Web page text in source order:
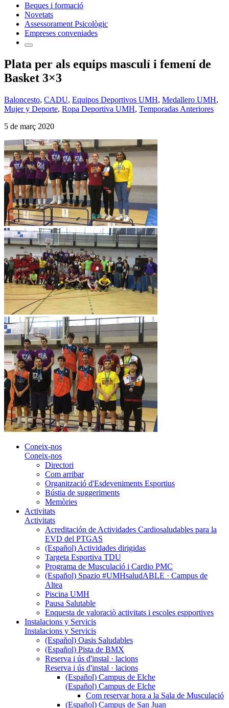
Beques i formació
Novetats
Assessorament Psicològic
Empreses conveniades
Plata per als equips masculí i femení de
Basket 3×3
Baloncesto, CADU, Equipos Deportivos UMH, Medallero UMH,
Mujer y Deporte, Ropa Deportiva UMH, Temporadas Anteriores
5 de març 2020
Coneix-nos
Coneix-nos
Directori
Com arribar
Organització d'Esdeveniments Esportius
Bústia de suggeriments
Memòries
Activitats
Activitats
Acreditación de Actividades Cardiosaludables para la
EVD del PTGAS
(Español) Actividades dirigidas
Targeta Esportiva TDU
Programa de Musculació i Cardio PMC
(Español) Spazio #UMHsaludABLE · Campus de
Altea
Piscina UMH
Pausa Salutable
Enquesta de valoraciò activitats i escoles espportives
Instalacions y Servicis
Instalacions y Servicis
(Español) Oasis Saludables
(Español) Pista de BMX
Reserva i ús d'instal · lacions
Reserva i ús d'instal · lacions
(Español) Campus de Elche
(Español) Campus de Elche
Com reservar hora a la Sala de Musculació
(Español) Campus de San Juan